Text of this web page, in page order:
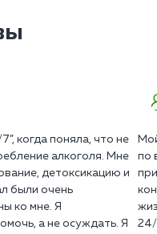
когда поняла, что не
алкоголя. Мне
детоксикацию и
были очень
ко мне. Я
а не осуждать. Я
по
24/